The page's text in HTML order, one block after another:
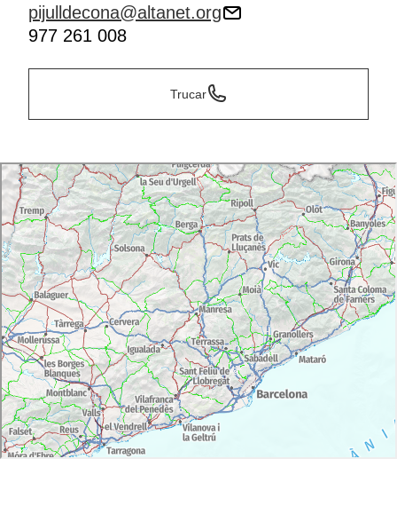
pijulldecona@altanet.org
977 261 008
Trucar